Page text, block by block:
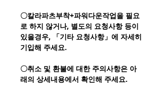
〇칼라파츠부착+파워다운작업을 필요
로 하지 않거나, 별도의 요청사항 등이
있을경우, 「기타 요청사항」에 자세히
기입해 주세요.
〇취소 및 환불에 대한 주의사항은 아
래의 상세내용에서 확인해 주세요.